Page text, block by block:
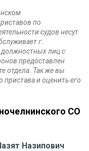
по
судов несут
г.
лиц с
предоставлен
отдела. Так же вы
пристава и оценить его
СО
Назипович